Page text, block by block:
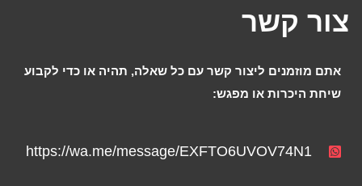
צור קשר
אתם מוזמנים ליצור קשר עם כל שאלה, תהיה או כדי לקבוע
שיחת היכרות או מפגש:
https://wa.me/message/EXFTO6UVOV74N1